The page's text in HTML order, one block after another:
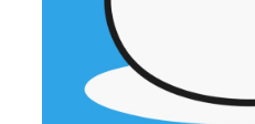
Felicitari cu model
Rame foto din lemn
Camion din lemn
Aromaterapie